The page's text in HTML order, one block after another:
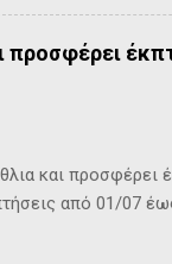
προσφέρει
και
από 01/07